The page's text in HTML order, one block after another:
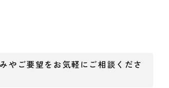
やご要望をお気軽にご相談くださ